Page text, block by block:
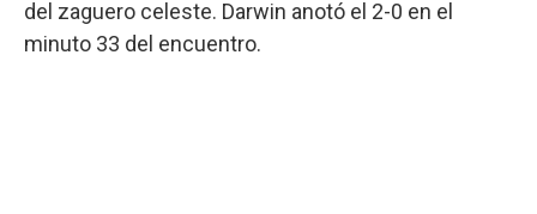
del zaguero celeste. Darwin anotó el 2-0 en el
minuto 33 del encuentro.